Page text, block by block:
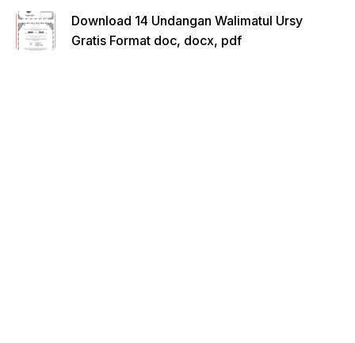
Download 14 Undangan Walimatul Ursy
Gratis Format doc, docx, pdf